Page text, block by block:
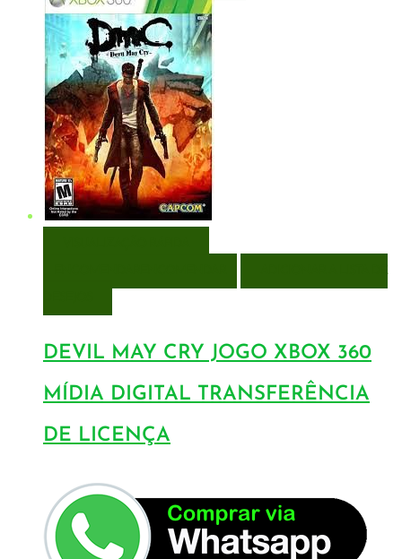
DEVIL MAY CRY JOGO XBOX 360
MÍDIA DIGITAL TRANSFERÊNCIA
DE LICENÇA